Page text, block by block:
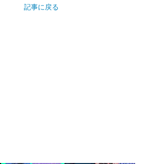
記事に戻る